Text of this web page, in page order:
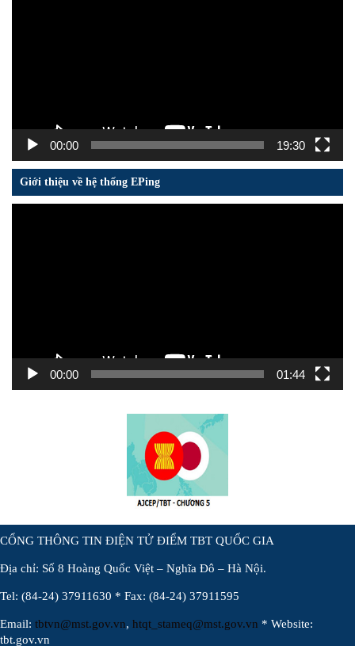
00:00 19:30
Giới thiệu về hệ thống EPing
00:00 01:44
CỔNG THÔNG TIN ĐIỆN TỬ ĐIỂM TBT QUỐC GIA
Địa chỉ: Số 8 Hoàng Quốc Việt – Nghĩa Đô – Hà Nội.
Tel: (84-24) 37911630 * Fax: (84-24) 37911595
Email: tbtvn@mst.gov.vn, htqt_stameq@mst.gov.vn * Website:
tbt.gov.vn